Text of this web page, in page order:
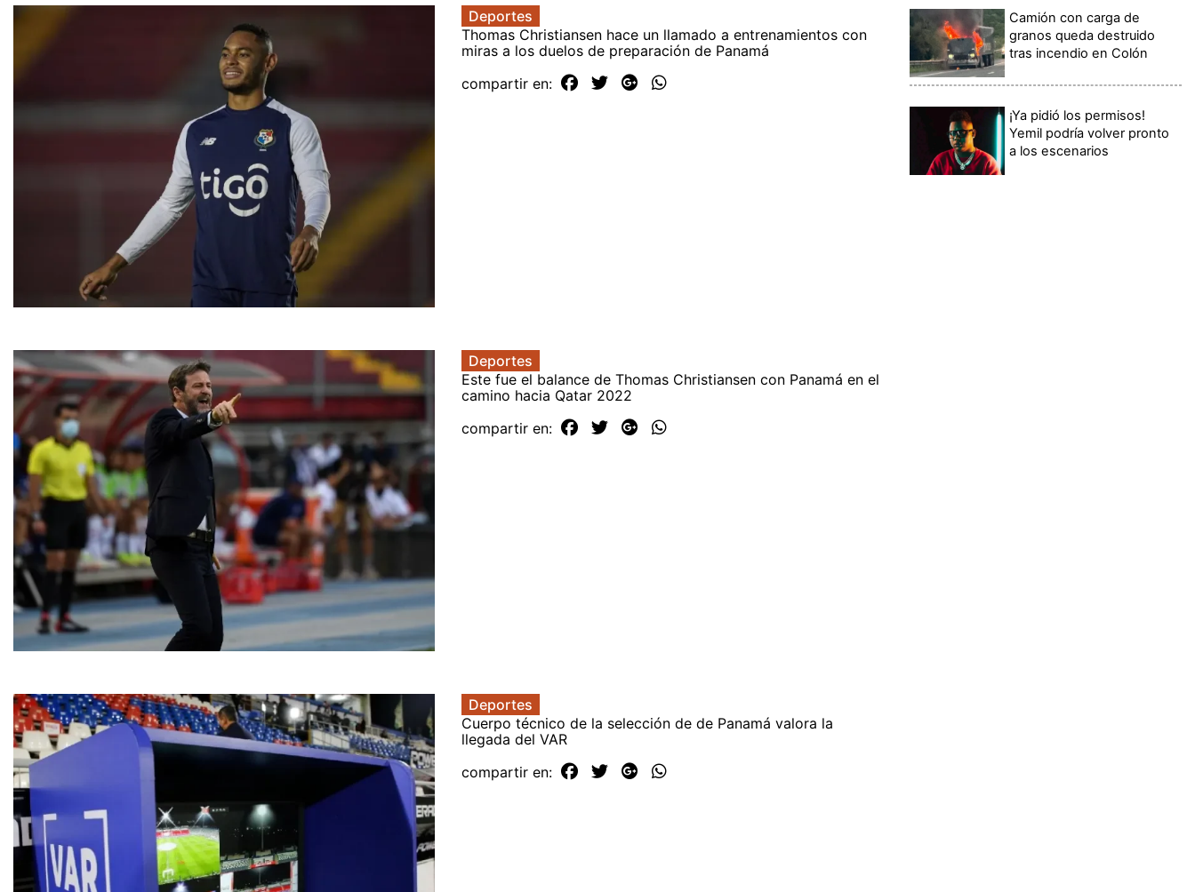
Deportes
Thomas Christiansen hace un llamado a entrenamientos con
miras a los duelos de preparación de Panamá
compartir en:
Deportes
Este fue el balance de Thomas Christiansen con Panamá en el
camino hacia Qatar 2022
compartir en:
Deportes
Cuerpo técnico de la selección de de Panamá valora la
llegada del VAR
compartir en:
Camión con carga de
granos queda destruido
tras incendio en Colón
¡Ya pidió los permisos!
Yemil podría volver pronto
a los escenarios